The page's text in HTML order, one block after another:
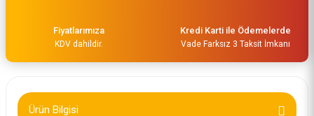
Fiyatlarımıza
KDV dahildir.
Kredi Karti ile Ödemelerde
Vade Farksız 3 Taksit İmkanı
Ürün Bilgisi